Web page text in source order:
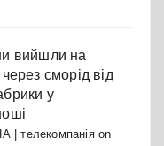
вийшли на
сморід від
у
| телекомпаніяon